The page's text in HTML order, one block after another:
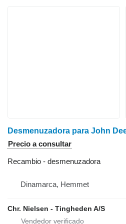
Precio a consultar
Recambio - desmenuzadora
Dinamarca, Hemmet
Chr. Nielsen - Tingheden A/S